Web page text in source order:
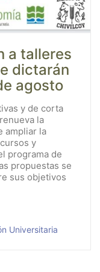
a talleres
dictarán
agosto
y de corta
la
ampliar la
y
programa de
propuestas se
sus objetivos
Universitaria